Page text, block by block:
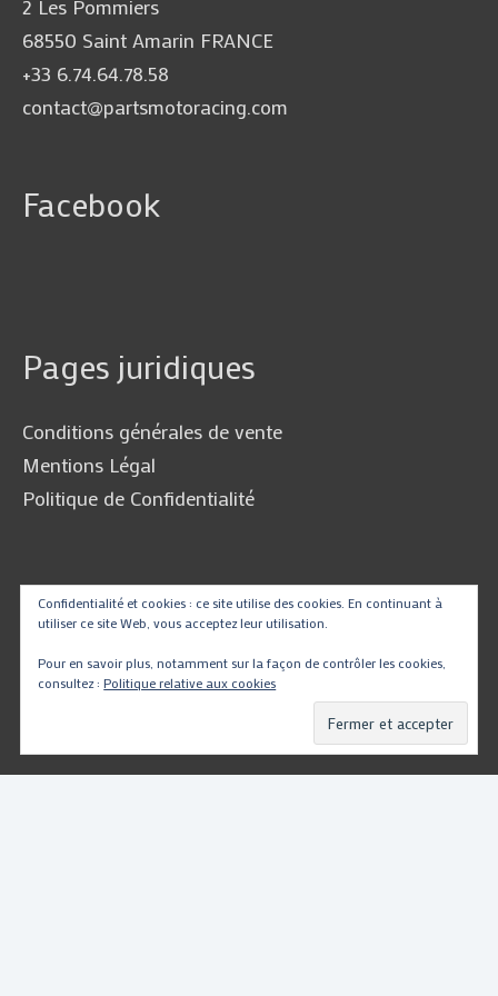
2 Les Pommiers
68550 Saint Amarin FRANCE
+33 6.74.64.78.58
contact@partsmotoracing.com
Facebook
Pages juridiques
Conditions générales de vente
Mentions Légal
Politique de Confidentialité
Traduire
Confidentialité et cookies : ce site utilise des cookies. En continuant à
utiliser ce site Web, vous acceptez leur utilisation.
Pour en savoir plus, notamment sur la façon de contrôler les cookies,
consultez :Politique relative aux cookies